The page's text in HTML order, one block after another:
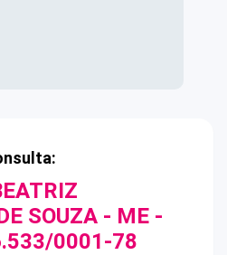
SOUZA - ME -
0001-78